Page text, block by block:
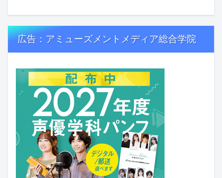
広告：アミューズメントメディア総合学院